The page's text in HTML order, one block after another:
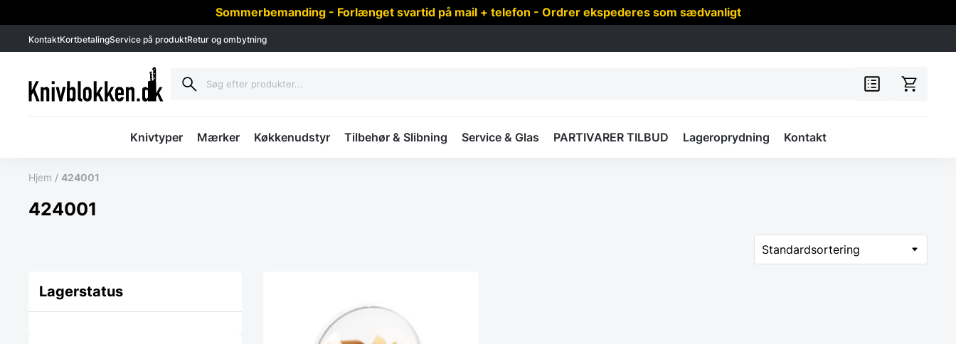
Sommerbemanding - Forlænget svartid på mail + telefon - Ordrer ekspederes som sædvanligt
KontaktKortbetalingService på produktRetur og ombytning
Knivtyper Mærker Køkkenudstyr Tilbehør & Slibning Service & Glas PARTIVARER TILBUD Lageroprydning Kontakt
Hjem / 424001
424001
Lagerstatus